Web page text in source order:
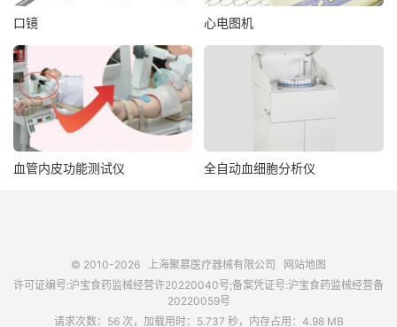
口镜 心电图机
血管内皮功能测试仪 全自动血细胞分析仪
© 2010-2026 上海聚慕医疗器械有限公司
网站地图
许可证编号:沪宝食药监械经营许20220040号;备案凭证号:沪宝食药监械经营备
20220059号
请求次数：56 次，加载用时：5.737 秒，内存占用：4.98 MB